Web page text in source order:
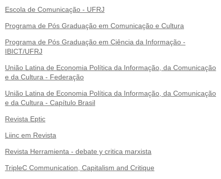
Escola de Comunicação - UFRJ
Programa de Pós Graduação em Comunicação e Cultura
Programa de Pós Graduação em Ciência da Informação -
IBICT/UFRJ
União Latina de Economia Política da Informação, da Comunicação
e da Cultura - Federação
União Latina de Economia Política da Informação, da Comunicação
e da Cultura - Capítulo Brasil
Revista Eptic
Liinc em Revista
Revista Herramienta - debate y critica marxista
TripleC Communication, Capitalism and Critique